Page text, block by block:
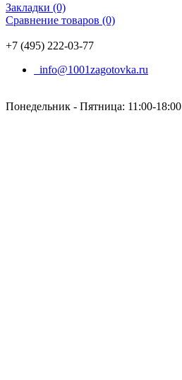
Закладки (0)
Сравнение товаров (0)
+7 (495) 222-03-77
info@1001zagotovka.ru
Понедельник - Пятница: 11:00-18:00